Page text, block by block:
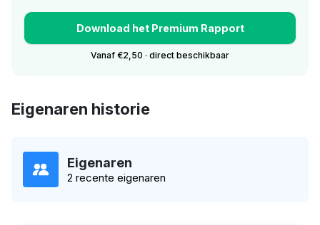
Download het Premium Rapport
Vanaf €2,50 · direct beschikbaar
Eigenaren historie
Eigenaren
2 recente eigenaren